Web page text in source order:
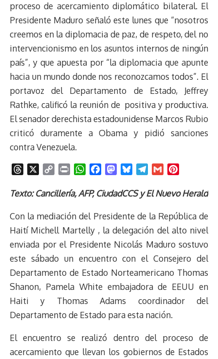
proceso de acercamiento diplomático bilateral. El
Presidente Maduro señaló este lunes que “nosotros
creemos en la diplomacia de paz, de respeto, del no
intervencionismo en los asuntos internos de ningún
país”, y que apuesta por “la diplomacia que apunte
hacia un mundo donde nos reconozcamos todos”. El
portavoz del Departamento de Estado, Jeffrey
Rathke, calificó la reunión de positiva y productiva.
El senador derechista estadounidense Marcos Rubio
criticó duramente a Obama y pidió sanciones
contra Venezuela.
r
a
d
s
p
L
i
k
i
t
W
a
s
A
p
p
c
b
o
k
M
s
o
d
o
n
u
s
k
y
l
g
r
m
a
l
n
e
r
s
t
Texto: Cancillería, AFP, CiudadCCS y El Nuevo Herald
Con la mediación del Presidente de la República de
Haití Michell Martelly , la delegación del alto nivel
enviada por el Presidente Nicolás Maduro sostuvo
este sábado un encuentro con el Consejero del
Departamento de Estado Norteamericano Thomas
Shanon, Pamela White embajadora de EEUU en
Haiti y Thomas Adams coordinador del
Departamento de Estado para esta nación.
El encuentro se realizó dentro del proceso de
acercamiento que llevan los gobiernos de Estados